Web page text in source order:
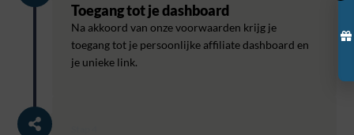
Toegang tot je dashboard
Na akkoord van onze voorwaarden krijg je
toegang tot je persoonlijke affiliate dashboard en
je unieke link.